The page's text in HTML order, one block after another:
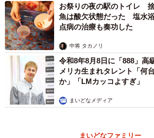
お祭りの夜の駅のトイレ
魚は酸欠状態だった 塩水
点病の治療も奏功した
中将 タカノリ
令和8年8月8日に「888」
メリカ生まれタレント「何
か」「LMカッコよすぎ」
まいどなメディア
まいどなファミリー